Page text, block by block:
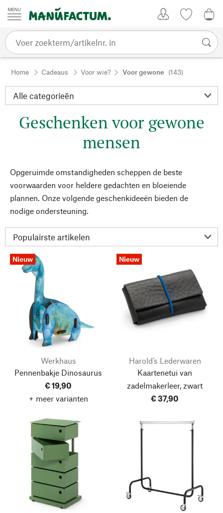
Passer au contenu
Home Cadeaus Voor wie? Voor gewone (143)
Geschenken voor gewone
mensen
Opgeruimde omstandigheden scheppen de beste
voorwaarden voor heldere gedachten en bloeiende
plannen. Onze volgende geschenkideeën bieden de
nodige ondersteuning.
Nieuw
Werkhaus
Pennenbakje Dinosaurus
€ 19,90
+ meer varianten
Nieuw
Harold’s Lederwaren
Kaartenetui van
zadelmakerleer, zwart
€ 37,90